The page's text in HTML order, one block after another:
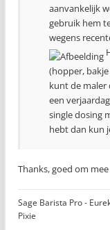
aanvankelijk
gebruik hem
wegens
(hopper,
kunt de maler
een
single dosing
hebt dan kun
Thanks, goed om
Sage Barista Pro -
Pixie